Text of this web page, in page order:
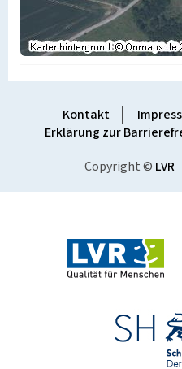
Kontakt
Erklärung zur
Copyright © LVR